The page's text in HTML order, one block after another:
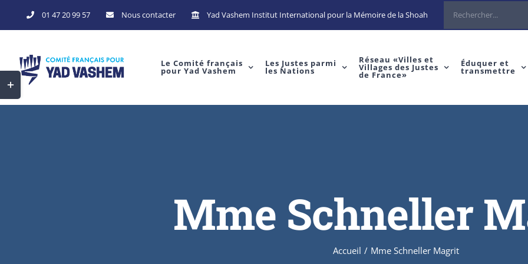
to
01 47 20 99 57 Nous contacter Yad Vashem Institut International pour la Mémoire de la Shoah Rechercher
Le Comité français
pour Yad Vashem
Les Justes parmi
les Nations
Réseau «Villes et
Villages des Justes
de France»
Éduquer et
transmettre
Mme Schneller
Accueil / Mme Schneller Magrit
Toggle
Sliding